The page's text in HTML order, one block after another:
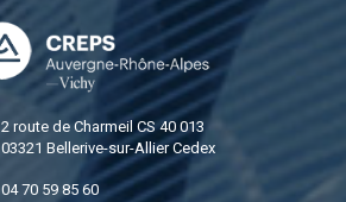
2 route de Charmeil CS 40 013
03321 Bellerive-sur-Allier Cedex
04 70 59 85 60